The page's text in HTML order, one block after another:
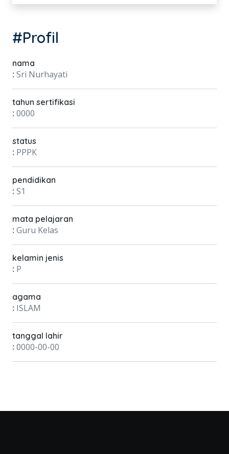
#Profil
nama
:Sri Nurhayati
tahun sertifikasi
:0000
status
: PPPK
pendidikan
:S1
mata pelajaran
:Guru Kelas
kelamin jenis
: P
agama
: ISLAM
tanggal lahir
:0000-00-00